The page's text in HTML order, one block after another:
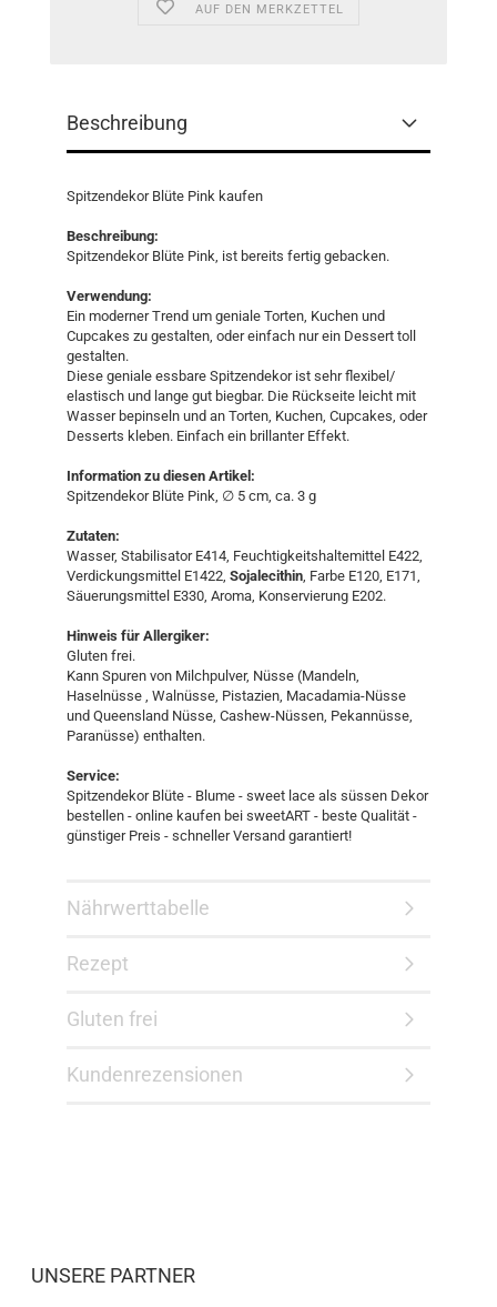
AUF DEN MERKZETTEL
Beschreibung
Spitzendekor Blüte Pink kaufen
Beschreibung:
Spitzendekor Blüte Pink, ist bereits fertig gebacken.
Verwendung:
Ein moderner Trend um geniale Torten, Kuchen und
Cupcakes zu gestalten, oder einfach nur ein Dessert toll
gestalten.
Diese geniale essbare Spitzendekor ist sehr flexibel/
elastisch und lange gut biegbar. Die Rückseite leicht mit
Wasser bepinseln und an Torten, Kuchen, Cupcakes, oder
Desserts kleben. Einfach ein brillanter Effekt.
Information zu diesen Artikel:
Spitzendekor Blüte Pink, ∅ 5 cm, ca. 3 g
Zutaten:
Wasser, Stabilisator E414, Feuchtigkeitshaltemittel E422,
Verdickungsmittel E1422, Sojalecithin , Farbe E120, E171,
Säuerungsmittel E330, Aroma, Konservierung E202.
Hinweis für Allergiker:
Gluten frei.
Kann Spuren von Milchpulver, Nüsse (Mandeln,
Haselnüsse , Walnüsse, Pistazien, Macadamia-Nüsse
und Queensland Nüsse, Cashew-Nüssen, Pekannüsse,
Paranüsse) enthalten.
Service:
Spitzendekor Blüte - Blume - sweet lace als süssen Dekor
bestellen - online kaufen bei sweetART - beste Qualität -
günstiger Preis - schneller Versand garantiert!
Nährwerttabelle
Rezept
Gluten frei
Kundenrezensionen
UNSERE PARTNER